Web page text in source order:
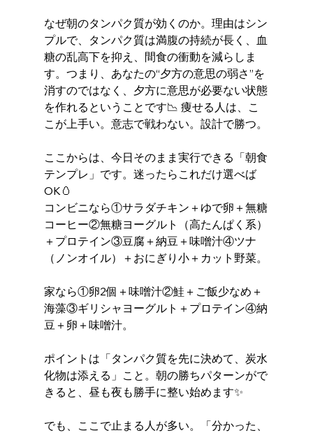
なぜ朝のタンパク質が効くのか。理由はシン
プルで、タンパク質は満腹の持続が長く、血
糖の乱高下を抑え、間食の衝動を減らしま
す。つまり、あなたの“夕方の意思の弱さ”を
消すのではなく、夕方に意思が必要ない状態
を作れるということです📉 痩せる人は、こ
こが上手い。意志で戦わない。設計で勝つ。
ここからは、今日そのまま実行できる「朝食
テンプレ」です。迷ったらこれだけ選べば
OK🥚
コンビニなら①サラダチキン＋ゆで卵＋無糖
コーヒー②無糖ヨーグルト（高たんぱく系）
＋プロテイン③豆腐＋納豆＋味噌汁④ツナ
（ノンオイル）＋おにぎり小＋カット野菜。
家なら①卵2個＋味噌汁②鮭＋ご飯少なめ＋
海藻③ギリシャヨーグルト＋プロテイン④納
豆＋卵＋味噌汁。
ポイントは「タンパク質を先に決めて、炭水
化物は添える」こと。朝の勝ちパターンがで
きると、昼も夜も勝手に整い始めます✨
でも、ここで止まる人が多い。「分かった、